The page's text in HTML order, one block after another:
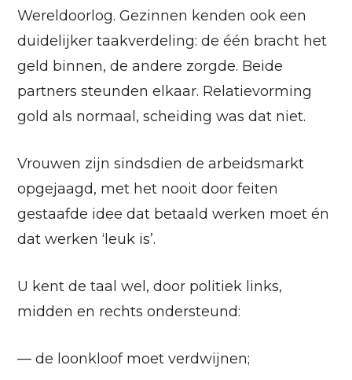
Wereldoorlog. Gezinnen kenden ook een
duidelijker taakverdeling: de één bracht het
geld binnen, de andere zorgde. Beide
partners steunden elkaar. Relatievorming
gold als normaal, scheiding was dat niet.
Vrouwen zijn sindsdien de arbeidsmarkt
opgejaagd, met het nooit door feiten
gestaafde idee dat betaald werken moet én
dat werken ‘leuk is’.
U kent de taal wel, door politiek links,
midden en rechts ondersteund:
— de loonkloof moet verdwijnen;